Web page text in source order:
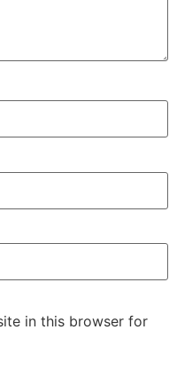
in this browser for